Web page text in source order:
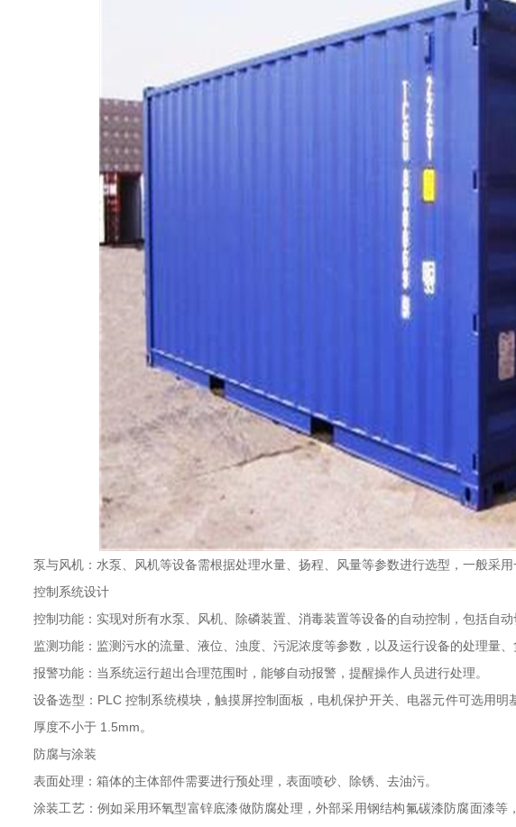
泵与风机：水泵、风机等设备需根据处理水量、扬程、风量等参数进行选型，一般采
控制系统设计
控制功能：实现对所有水泵、风机、除磷装置、消毒装置等设备的自动控制，包括自动
监测功能：监测污水的流量、液位、浊度、污泥浓度等参数，以及运行设备的处理量
报警功能：当系统运行超出合理范围时，能够自动报警，提醒操作人员进行处理。
设备选型：PLC 控制系统模块，触摸屏控制面板，电机保护开关、电器元件可选用
厚度不小于 1.5mm。
防腐与涂装
表面处理：箱体的主体部件需要进行预处理，表面喷砂、除锈、去油污。
涂装工艺：例如采用环氧型富锌底漆做防腐处理，外部采用钢结构氟碳漆防腐面漆